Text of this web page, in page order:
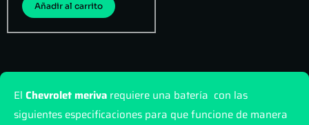
Añadir al carrito
El Chevrolet meriva requiere una batería con las
siguientes especificaciones para que funcione de manera